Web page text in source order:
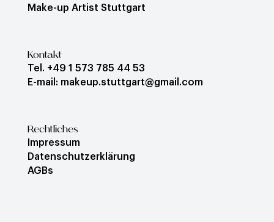
Make-up Artist Stuttgart
Kontakt
Tel. +49 1 573 785 44 53
E-mail: makeup.stuttgart@gmail.com
Rechtliches
Impressum
Datenschutzerklärung
AGBs